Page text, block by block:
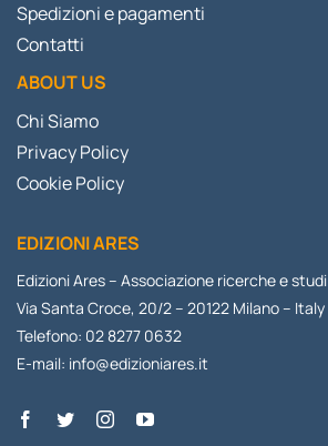
Spedizioni e pagamenti
Contatti
ABOUT US
Chi Siamo
Privacy Policy
Cookie Policy
EDIZIONI ARES
Edizioni Ares – Associazione ricerche e studi
Via Santa Croce, 20/2 – 20122 Milano – Italy
Telefono: 02 8277 0632
E-mail: info@edizioniares.it